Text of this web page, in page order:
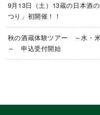
9月13日（土）13蔵の日本酒
つり」初開催！！
秋の酒蔵体験ツアー ～水・
～ 申込受付開始